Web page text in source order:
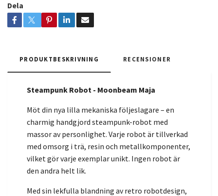
Dela
PRODUKTBESKRIVNING RECENSIONER
Steampunk Robot - Moonbeam Maja
Möt din nya lilla mekaniska följeslagare – en
charmig handgjord steampunk-robot med
massor av personlighet. Varje robot är tillverkad
med omsorg i trä, resin och metallkomponenter,
vilket gör varje exemplar unikt. Ingen robot är
den andra helt lik.
Med sin lekfulla blandning av retro robotdesign,